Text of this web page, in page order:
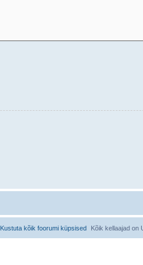
Kõik kellaajad on
Kustuta kõik foorumi küpsised